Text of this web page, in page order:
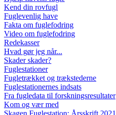
Kend din rovfugl
Fuglevenlig have
Fakta om fuglefodring
Video om fuglefodring
Redekasser
Hvad gør jeg når...
Skader skader?
Fuglestationer
Fugletrækket og trækstederne
Fuglestationernes indsats
Fra fugledata til forskningsresultater
Kom og vær med
Skagen Fuglestation: Årsskrift 2021